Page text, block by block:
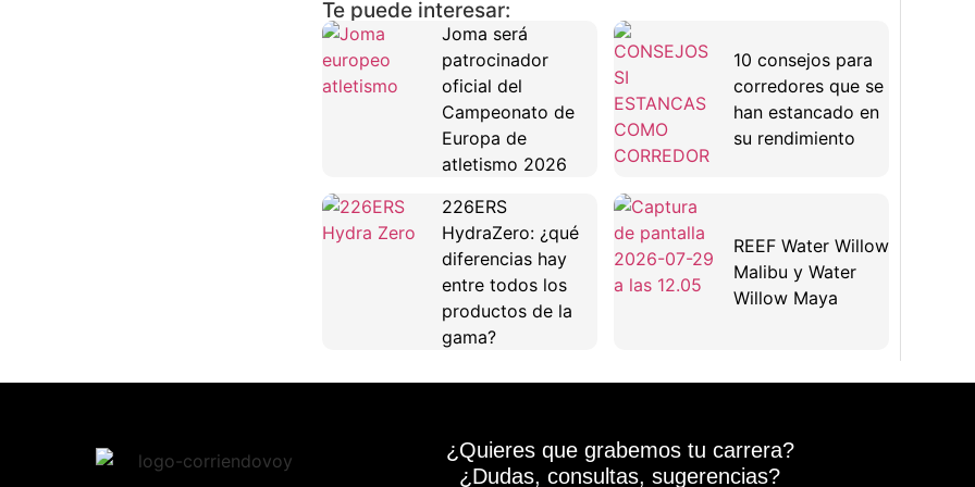
Te puede interesar:
Joma será
patrocinador
oficial del
Campeonato de
Europa de
atletismo 2026
10 consejos para
corredores que se
han estancado en
su rendimiento
226ERS
HydraZero: ¿qué
diferencias hay
entre todos los
productos de la
gama?
REEF Water Willow
Malibu y Water
Willow Maya
¿Quieres que grabemos tu carrera?
¿Dudas, consultas, sugerencias?